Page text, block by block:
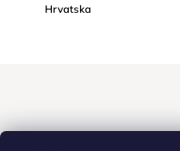
Hrvatska